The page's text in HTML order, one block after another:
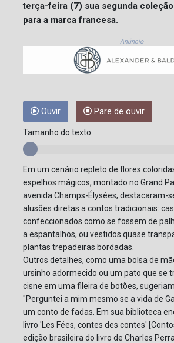
terça-feira (7) sua segunda
para a marca francesa.
Anúncio
Ouvir Pare de ouvir
Tamanho do texto:
Em um cenário repleto de flores
espelhos mágicos, montado no Grand
avenida Champs-Élysées, destacaram-
alusões diretas a contos tradicionais:
confeccionados como se fossem de
a espantalhos, ou vestidos quase
plantas trepadeiras bordadas.
Outros detalhes, como uma bolsa de
ursinho adormecido ou um pato que se
cisne em uma fileira de botões,
"Perguntei a mim mesmo se a vida de
um conto de fadas. Em sua biblioteca
livro 'Les Fées, contes des contes'
edição brasileira do livro de Charles